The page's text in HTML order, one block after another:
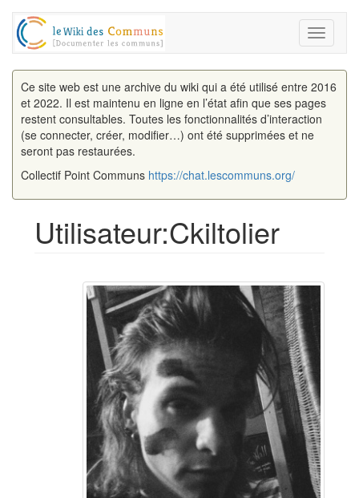
Toggle
Ce site web est une archive du wiki qui a été utilisé entre 2016
et 2022. Il est maintenu en ligne en l’état afin que ses pages
restent consultables. Toutes les fonctionnalités d’interaction
(se connecter, créer, modifier…) ont été supprimées et ne
seront pas restaurées.
Collectif Point Communs https://chat.lescommuns.org/
Utilisateur:Ckiltolier